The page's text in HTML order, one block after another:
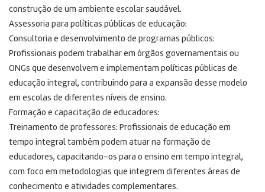
construção de um ambiente escolar saudável.
Assessoria para políticas públicas de educação:
Consultoria e desenvolvimento de programas públicos:
Profissionais podem trabalhar em órgãos governamentais ou
ONGs que desenvolvem e implementam políticas públicas de
educação integral, contribuindo para a expansão desse modelo
em escolas de diferentes níveis de ensino.
Formação e capacitação de educadores:
Treinamento de professores: Profissionais de educação em
tempo integral também podem atuar na formação de
educadores, capacitando-os para o ensino em tempo integral,
com foco em metodologias que integrem diferentes áreas de
conhecimento e atividades complementares.